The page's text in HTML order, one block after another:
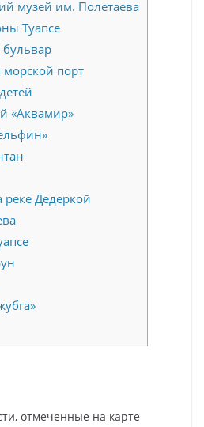
музей им. Полетаева
Туапсе
морской порт
«Аквамир»
Дедеркой
отмеченные на карте